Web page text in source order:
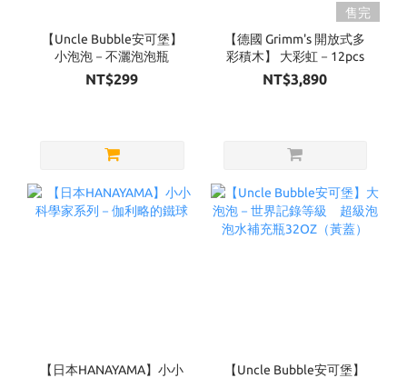
【Uncle Bubble安可堡】
小泡泡－不灑泡泡瓶
NT$299
售完
【德國 Grimm's 開放式多
彩積木】 大彩虹－12pcs
NT$3,890
【日本HANAYAMA】小小
【Uncle Bubble安可堡】